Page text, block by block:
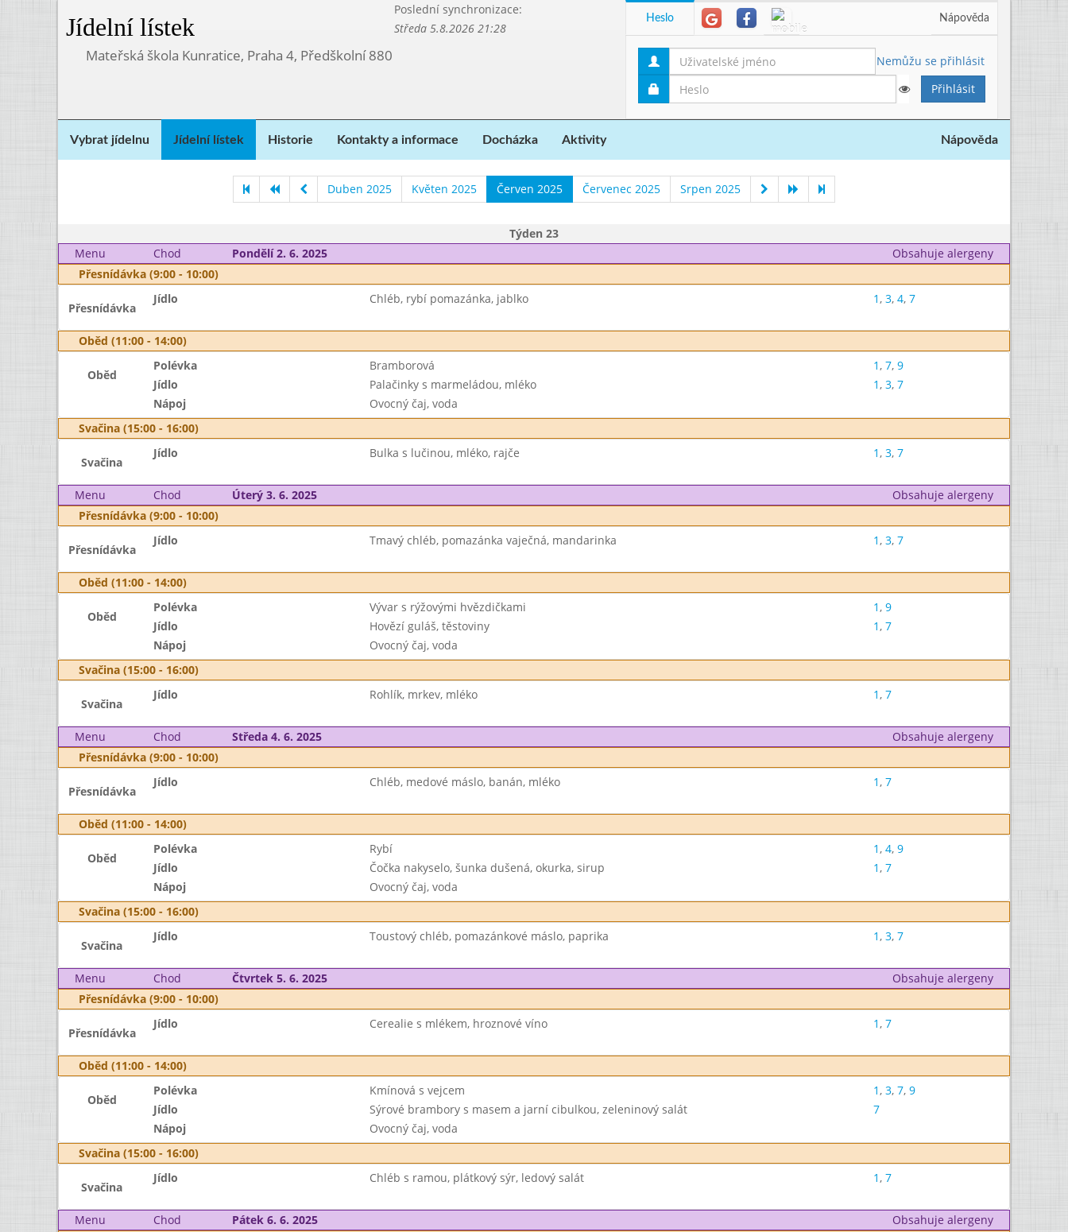
Jídelní lístek
Poslední synchronizace:
Středa 5.8.2026 21:28
Mateřská škola Kunratice, Praha 4, Předškolní 880
Heslo Nápověda
Nemůžu se přihlásit
Vybrat jídelnu Jídelní lístek Historie Kontakty a informace Docházka Aktivity Nápověda
Duben 2025 Květen 2025 Červen 2025 Červenec 2025 Srpen 2025
Týden 23
Menu
Chod Pondělí 2. 6. 2025
Obsahuje alergeny
Přesnídávka (9:00 - 10:00)
Přesnídávka
Jídlo Chléb, rybí pomazánka, jablko 1, 3, 4, 7
Oběd (11:00 - 14:00)
Oběd
Polévka Bramborová 1, 7, 9
Jídlo
Palačinky s marmeládou, mléko 1, 3, 7
Nápoj
Ovocný čaj, voda
Svačina (15:00 - 16:00)
Svačina
Jídlo Bulka s lučinou, mléko, rajče 1, 3, 7
Menu Chod Úterý 3. 6. 2025
Obsahuje alergeny
Přesnídávka (9:00 - 10:00)
Přesnídávka
Jídlo Tmavý chléb, pomazánka vaječná, mandarinka 1, 3, 7
Oběd (11:00 - 14:00)
Oběd
Polévka Vývar s rýžovými hvězdičkami 1, 9
Jídlo
Hovězí guláš, těstoviny 1, 7
Nápoj
Ovocný čaj, voda
Svačina (15:00 - 16:00)
Svačina
Jídlo Rohlík, mrkev, mléko 1, 7
Menu Chod Středa 4. 6. 2025
Obsahuje alergeny
Přesnídávka (9:00 - 10:00)
Přesnídávka
Jídlo Chléb, medové máslo, banán, mléko 1, 7
Oběd (11:00 - 14:00)
Oběd
Polévka Rybí 1, 4, 9
Jídlo
Čočka nakyselo, šunka dušená, okurka, sirup 1, 7
Nápoj
Ovocný čaj, voda
Svačina (15:00 - 16:00)
Svačina
Jídlo Toustový chléb, pomazánkové máslo, paprika 1, 3, 7
Menu Chod Čtvrtek 5. 6. 2025
Obsahuje alergeny
Přesnídávka (9:00 - 10:00)
Přesnídávka
Jídlo Cerealie s mlékem, hroznové víno 1, 7
Oběd (11:00 - 14:00)
Oběd
Polévka Kmínová s vejcem 1, 3, 7, 9
Jídlo
Sýrové brambory s masem a jarní cibulkou, zeleninový salát
7
Nápoj
Ovocný čaj, voda
Svačina (15:00 - 16:00)
Svačina
Jídlo Chléb s ramou, plátkový sýr, ledový salát 1, 7
Menu Chod Pátek 6. 6. 2025
Obsahuje alergeny